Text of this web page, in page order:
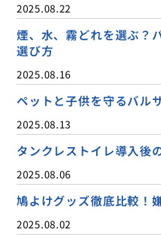
2025.08.22
煙、水、霧どれを選ぶ？
選び方
2025.08.16
ペットと子供を守るバル
2025.08.13
タンクレストイレ導入後
2025.08.06
鳩よけグッズ徹底比較！
2025.08.02